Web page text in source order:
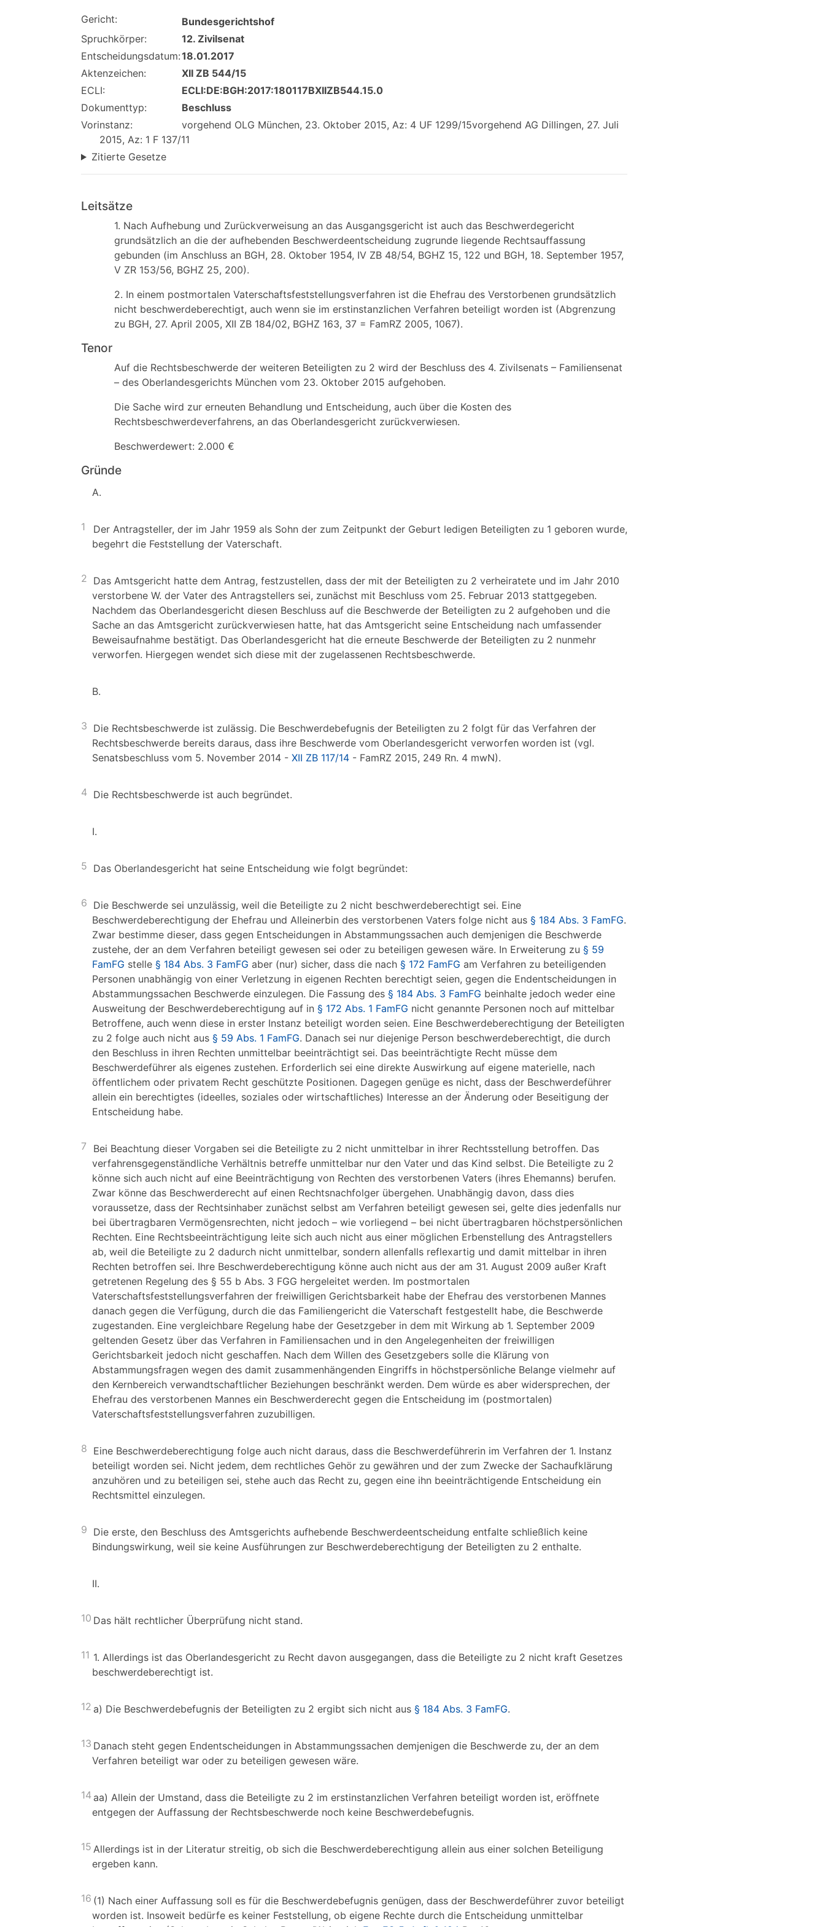
Gericht:
Bundesgerichtshof
Spruchkörper:
12. Zivilsenat
Entscheidungsdatum:18.01.2017
Aktenzeichen:
XII ZB 544/15
ECLI:
ECLI:DE:BGH:2017:180117BXIIZB544.15.0
Dokumenttyp:
Beschluss
Vorinstanz:
vorgehend OLG München, 23. Oktober 2015, Az: 4 UF 1299/15vorgehend AG Dillingen, 27. Juli
2015, Az: 1 F 137/11
Zitierte Gesetze
Leitsätze
1. Nach Aufhebung und Zurückverweisung an das Ausgangsgericht ist auch das Beschwerdegericht
grundsätzlich an die der aufhebenden Beschwerdeentscheidung zugrunde liegende Rechtsauffassung
gebunden (im Anschluss an BGH, 28. Oktober 1954, IV ZB 48/54, BGHZ 15, 122 und BGH, 18. September 1957,
V ZR 153/56, BGHZ 25, 200).
2. In einem postmortalen Vaterschaftsfeststellungsverfahren ist die Ehefrau des Verstorbenen grundsätzlich
nicht beschwerdeberechtigt, auch wenn sie im erstinstanzlichen Verfahren beteiligt worden ist (Abgrenzung
zu BGH, 27. April 2005, XII ZB 184/02, BGHZ 163, 37 = FamRZ 2005, 1067).
Tenor
Auf die Rechtsbeschwerde der weiteren Beteiligten zu 2 wird der Beschluss des 4. Zivilsenats – Familiensenat
– des Oberlandesgerichts München vom 23. Oktober 2015 aufgehoben.
Die Sache wird zur erneuten Behandlung und Entscheidung, auch über die Kosten des
Rechtsbeschwerdeverfahrens, an das Oberlandesgericht zurückverwiesen.
Beschwerdewert: 2.000 €
Gründe
A.
1
Der Antragsteller, der im Jahr 1959 als Sohn der zum Zeitpunkt der Geburt ledigen Beteiligten zu 1 geboren wurde,
begehrt die Feststellung der Vaterschaft.
2 Das Amtsgericht hatte dem Antrag, festzustellen, dass der mit der Beteiligten zu 2 verheiratete und im Jahr 2010
verstorbene W. der Vater des Antragstellers sei, zunächst mit Beschluss vom 25. Februar 2013 stattgegeben.
Nachdem das Oberlandesgericht diesen Beschluss auf die Beschwerde der Beteiligten zu 2 aufgehoben und die
Sache an das Amtsgericht zurückverwiesen hatte, hat das Amtsgericht seine Entscheidung nach umfassender
Beweisaufnahme bestätigt. Das Oberlandesgericht hat die erneute Beschwerde der Beteiligten zu 2 nunmehr
verworfen. Hiergegen wendet sich diese mit der zugelassenen Rechtsbeschwerde.
B.
3 Die Rechtsbeschwerde ist zulässig. Die Beschwerdebefugnis der Beteiligten zu 2 folgt für das Verfahren der
Rechtsbeschwerde bereits daraus, dass ihre Beschwerde vom Oberlandesgericht verworfen worden ist (vgl.
Senatsbeschluss vom 5. November 2014 - XII ZB 117/14 - FamRZ 2015, 249 Rn. 4 mwN).
4 Die Rechtsbeschwerde ist auch begründet.
I.
5 Das Oberlandesgericht hat seine Entscheidung wie folgt begründet:
6 Die Beschwerde sei unzulässig, weil die Beteiligte zu 2 nicht beschwerdeberechtigt sei. Eine
Beschwerdeberechtigung der Ehefrau und Alleinerbin des verstorbenen Vaters folge nicht aus § 184 Abs. 3 FamFG.
Zwar bestimme dieser, dass gegen Entscheidungen in Abstammungssachen auch demjenigen die Beschwerde
zustehe, der an dem Verfahren beteiligt gewesen sei oder zu beteiligen gewesen wäre. In Erweiterung zu § 59
FamFG stelle § 184 Abs. 3 FamFG aber (nur) sicher, dass die nach § 172 FamFG am Verfahren zu beteiligenden
Personen unabhängig von einer Verletzung in eigenen Rechten berechtigt seien, gegen die Endentscheidungen in
Abstammungssachen Beschwerde einzulegen. Die Fassung des § 184 Abs. 3 FamFG beinhalte jedoch weder eine
Ausweitung der Beschwerdeberechtigung auf in § 172 Abs. 1 FamFG nicht genannte Personen noch auf mittelbar
Betroffene, auch wenn diese in erster Instanz beteiligt worden seien. Eine Beschwerdeberechtigung der Beteiligten
zu 2 folge auch nicht aus § 59 Abs. 1 FamFG. Danach sei nur diejenige Person beschwerdeberechtigt, die durch
den Beschluss in ihren Rechten unmittelbar beeinträchtigt sei. Das beeinträchtigte Recht müsse dem
Beschwerdeführer als eigenes zustehen. Erforderlich sei eine direkte Auswirkung auf eigene materielle, nach
öffentlichem oder privatem Recht geschützte Positionen. Dagegen genüge es nicht, dass der Beschwerdeführer
allein ein berechtigtes (ideelles, soziales oder wirtschaftliches) Interesse an der Änderung oder Beseitigung der
Entscheidung habe.
7
Bei Beachtung dieser Vorgaben sei die Beteiligte zu 2 nicht unmittelbar in ihrer Rechtsstellung betroffen. Das
verfahrensgegenständliche Verhältnis betreffe unmittelbar nur den Vater und das Kind selbst. Die Beteiligte zu 2
könne sich auch nicht auf eine Beeinträchtigung von Rechten des verstorbenen Vaters (ihres Ehemanns) berufen.
Zwar könne das Beschwerderecht auf einen Rechtsnachfolger übergehen. Unabhängig davon, dass dies
voraussetze, dass der Rechtsinhaber zunächst selbst am Verfahren beteiligt gewesen sei, gelte dies jedenfalls nur
bei übertragbaren Vermögensrechten, nicht jedoch – wie vorliegend – bei nicht übertragbaren höchstpersönlichen
Rechten. Eine Rechtsbeeinträchtigung leite sich auch nicht aus einer möglichen Erbenstellung des Antragstellers
ab, weil die Beteiligte zu 2 dadurch nicht unmittelbar, sondern allenfalls reflexartig und damit mittelbar in ihren
Rechten betroffen sei. Ihre Beschwerdeberechtigung könne auch nicht aus der am 31. August 2009 außer Kraft
getretenen Regelung des § 55 b Abs. 3 FGG hergeleitet werden. Im postmortalen
Vaterschaftsfeststellungsverfahren der freiwilligen Gerichtsbarkeit habe der Ehefrau des verstorbenen Mannes
danach gegen die Verfügung, durch die das Familiengericht die Vaterschaft festgestellt habe, die Beschwerde
zugestanden. Eine vergleichbare Regelung habe der Gesetzgeber in dem mit Wirkung ab 1. September 2009
geltenden Gesetz über das Verfahren in Familiensachen und in den Angelegenheiten der freiwilligen
Gerichtsbarkeit jedoch nicht geschaffen. Nach dem Willen des Gesetzgebers solle die Klärung von
Abstammungsfragen wegen des damit zusammenhängenden Eingriffs in höchstpersönliche Belange vielmehr auf
den Kernbereich verwandtschaftlicher Beziehungen beschränkt werden. Dem würde es aber widersprechen, der
Ehefrau des verstorbenen Mannes ein Beschwerderecht gegen die Entscheidung im (postmortalen)
Vaterschaftsfeststellungsverfahren zuzubilligen.
8 Eine Beschwerdeberechtigung folge auch nicht daraus, dass die Beschwerdeführerin im Verfahren der 1. Instanz
beteiligt worden sei. Nicht jedem, dem rechtliches Gehör zu gewähren und der zum Zwecke der Sachaufklärung
anzuhören und zu beteiligen sei, stehe auch das Recht zu, gegen eine ihn beeinträchtigende Entscheidung ein
Rechtsmittel einzulegen.
9 Die erste, den Beschluss des Amtsgerichts aufhebende Beschwerdeentscheidung entfalte schließlich keine
Bindungswirkung, weil sie keine Ausführungen zur Beschwerdeberechtigung der Beteiligten zu 2 enthalte.
II.
10 Das hält rechtlicher Überprüfung nicht stand.
11 1. Allerdings ist das Oberlandesgericht zu Recht davon ausgegangen, dass die Beteiligte zu 2 nicht kraft Gesetzes
beschwerdeberechtigt ist.
12 a) Die Beschwerdebefugnis der Beteiligten zu 2 ergibt sich nicht aus § 184 Abs. 3 FamFG.
13 Danach steht gegen Endentscheidungen in Abstammungssachen demjenigen die Beschwerde zu, der an dem
Verfahren beteiligt war oder zu beteiligen gewesen wäre.
14 aa) Allein der Umstand, dass die Beteiligte zu 2 im erstinstanzlichen Verfahren beteiligt worden ist, eröffnete
entgegen der Auffassung der Rechtsbeschwerde noch keine Beschwerdebefugnis.
15 Allerdings ist in der Literatur streitig, ob sich die Beschwerdeberechtigung allein aus einer solchen Beteiligung
ergeben kann.
16 (1) Nach einer Auffassung soll es für die Beschwerdebefugnis genügen, dass der Beschwerdeführer zuvor beteiligt
worden ist. Insoweit bedürfe es keiner Feststellung, ob eigene Rechte durch die Entscheidung unmittelbar